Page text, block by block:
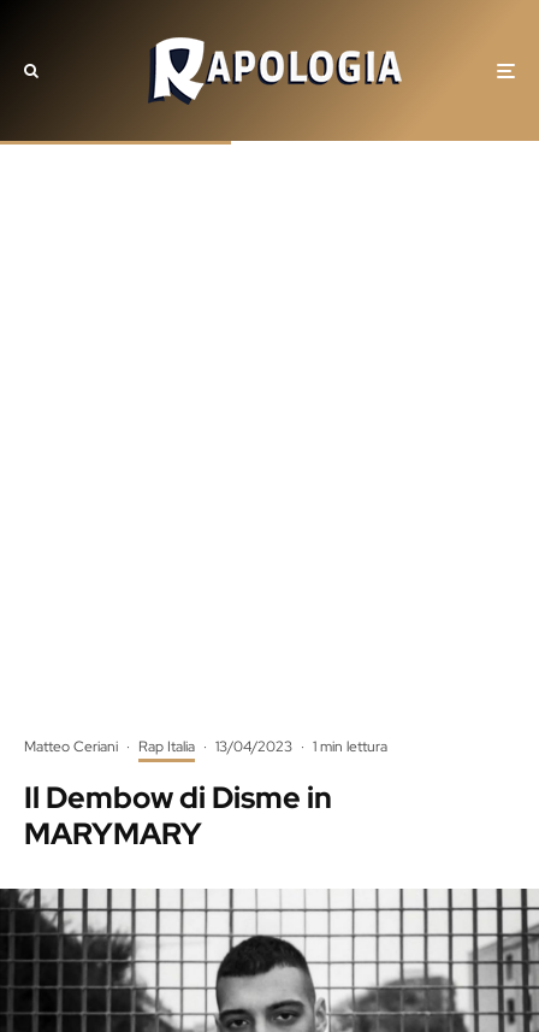
Matteo Ceriani · Rap Italia · 13/04/2023 · 1 min lettura
Il Dembow di Disme in
MARYMARY